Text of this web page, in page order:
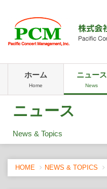
ホーム
Home
ニュース
News
ニュース
News & Topics
HOME NEWS & TOPICS